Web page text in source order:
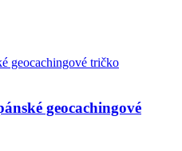
geocachingové